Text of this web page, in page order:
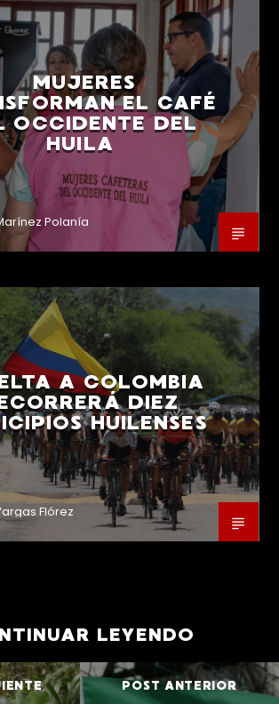
MUJERES
EL CAFÉ
OCCIDENTE DEL
HUILA
Polanía
A COLOMBIA
DIEZ
HUILENSES
Flórez
LEYENDO
POST ANTERIOR